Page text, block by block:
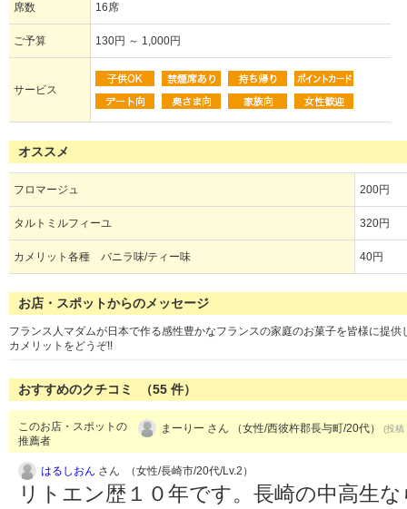
席数 16席
ご予算 130円 ～ 1,000円
サービス
オススメ
フロマージュ 200円
タルトミルフィーユ 320円
カメリット各種 バニラ味/ティー味 40円
お店・スポットからのメッセージ
フランス人マダムが日本で作る感性豊かなフランスの家庭のお菓子を皆様に提
カメリットをどうぞ!!
おすすめのクチコミ （55 件）
このお店・スポットの
推薦者
まーりー さん （女性/西彼杵郡長与町/20代） (投
はるしおん さん （女性/長崎市/20代/Lv.2）
リトエン歴１０年です。長崎の中高生